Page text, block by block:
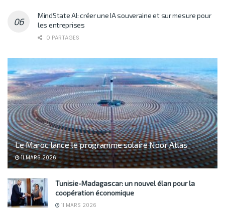
MindState AI: créer une IA souveraine et sur mesure pour
les entreprises
0 PARTAGES
Le Maroc lance le programme solaire Noor Atlas
11 MARS 2026
Tunisie-Madagascar: un nouvel élan pour la
coopération économique
11 MARS 2026